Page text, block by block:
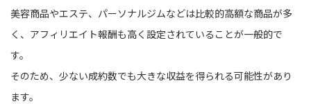
美容商品やエステ、パーソナルジムなどは比較的高額な商品が多
く、アフィリエイト報酬も高く設定されていることが一般的で
す。
そのため、少ない成約数でも大きな収益を得られる可能性があり
ます。